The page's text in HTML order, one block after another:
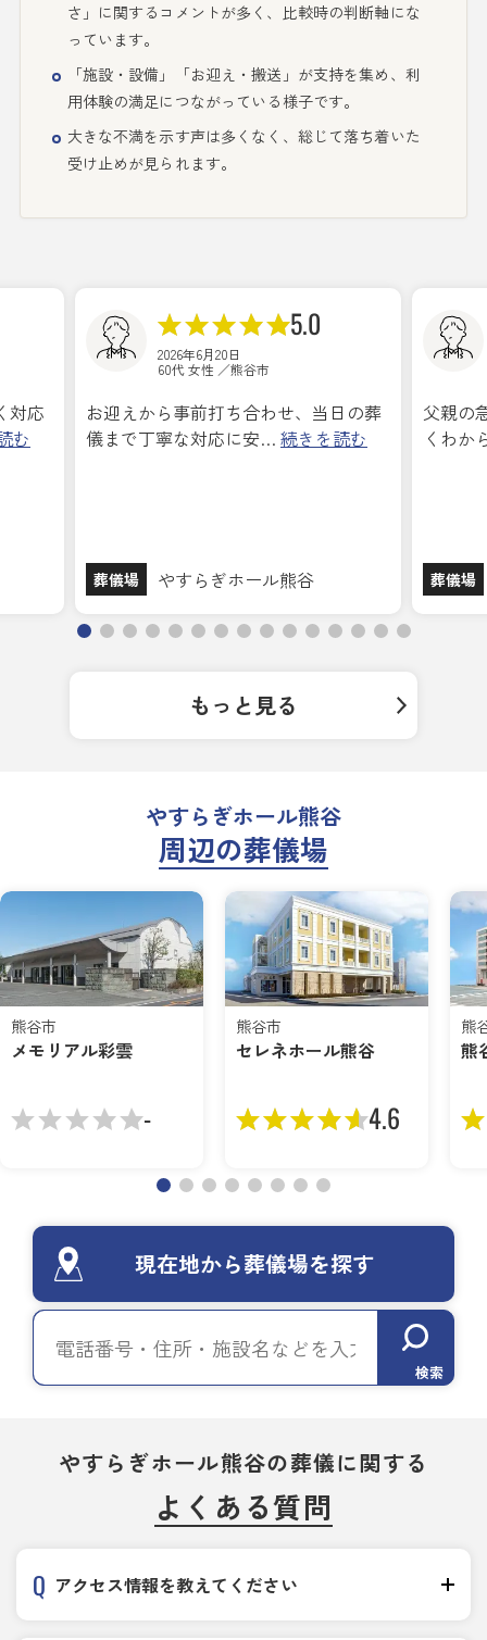
さ」に関するコメントが多く、比較時の判断軸にな
っています。
「施設・設備」「お迎え・搬送」が支持を集め、利
用体験の満足につながっている様子です。
大きな不満を示す声は多くなく、総じて落ち着いた
受け止めが見られます。
対応
む
5.0
2026年6月20日
60代 女性 ／熊谷市
お迎えから事前打ち合わせ、当日の葬
儀まで丁寧な対応に安… 続きを読む
葬儀場 やすらぎホール熊谷
父親の
くわ
葬儀場
もっと見る
やすらぎホール熊谷
周辺の葬儀場
熊谷市
メモリアル彩雲
-
熊谷市
セレネホール熊谷
4.6
熊
熊
現在地から葬儀場を探す
検索
やすらぎホール熊谷の葬儀に関する
よくある質問
アクセス情報を教えてください